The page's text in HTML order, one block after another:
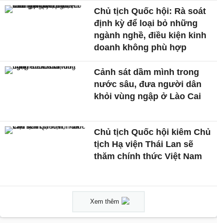
Chủ tịch Quốc hội: Rà soát
định kỳ để loại bỏ những
ngành nghề, điều kiện kinh
doanh không phù hợp
Cảnh sát dầm mình trong
nước sâu, đưa người dân
khỏi vùng ngập ở Lào Cai
Chủ tịch Quốc hội kiêm Chủ
tịch Hạ viện Thái Lan sẽ
thăm chính thức Việt Nam
Xem thêm